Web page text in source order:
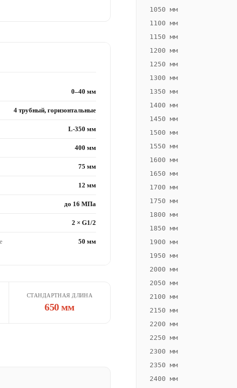
0–40 мм
4 трубный, горизонтальные
L-350 мм
400 мм
75 мм
12 мм
до 16 МПа
2 × G1/2
50 мм
СТАНДАРТНАЯ ДЛИНА
650 мм
1050 мм
1100 мм
1150 мм
1200 мм
1250 мм
1300 мм
1350 мм
1400 мм
1450 мм
1500 мм
1550 мм
1600 мм
1650 мм
1700 мм
1750 мм
1800 мм
1850 мм
1900 мм
1950 мм
2000 мм
2050 мм
2100 мм
2150 мм
2200 мм
2250 мм
2300 мм
2350 мм
2400 мм